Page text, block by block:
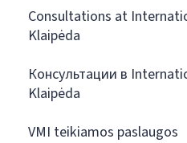
Consultations at
Klaipėda
Консультации в
Klaipėda
VMI teikiamos paslaugos